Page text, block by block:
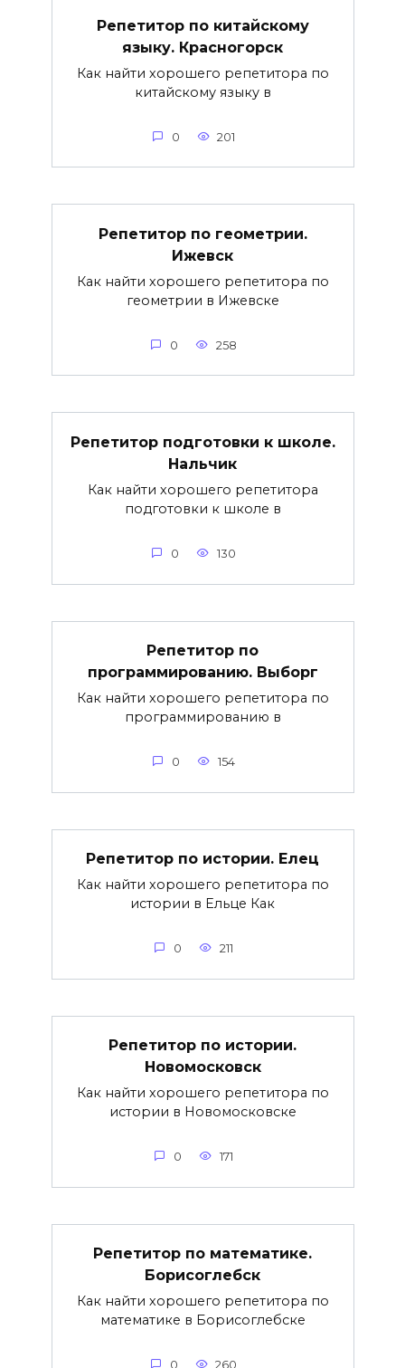
Репетитор по китайскому
языку. Красногорск
Как найти хорошего репетитора по
китайскому языку в
0 201
Репетитор по геометрии.
Ижевск
Как найти хорошего репетитора по
геометрии в Ижевске
0 258
Репетитор подготовки к школе.
Нальчик
Как найти хорошего репетитора
подготовки к школе в
0 130
Репетитор по
программированию. Выборг
Как найти хорошего репетитора по
программированию в
0 154
Репетитор по истории. Елец
Как найти хорошего репетитора по
истории в Ельце Как
0 211
Репетитор по истории.
Новомосковск
Как найти хорошего репетитора по
истории в Новомосковске
0 171
Репетитор по математике.
Борисоглебск
Как найти хорошего репетитора по
математике в Борисоглебске
0 260